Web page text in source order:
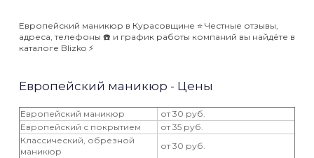
Европейский маникюр в Курасовщине ⭐️ Честные отзывы,
адреса, телефоны ☎️ и график работы компаний вы найдёте в
каталоге Blizko ⚡️
Европейский маникюр - Цены
Европейский маникюр
от 30 руб.
Европейский с покрытием
от 35 руб.
Классический, обрезной
маникюр
от 30 руб.